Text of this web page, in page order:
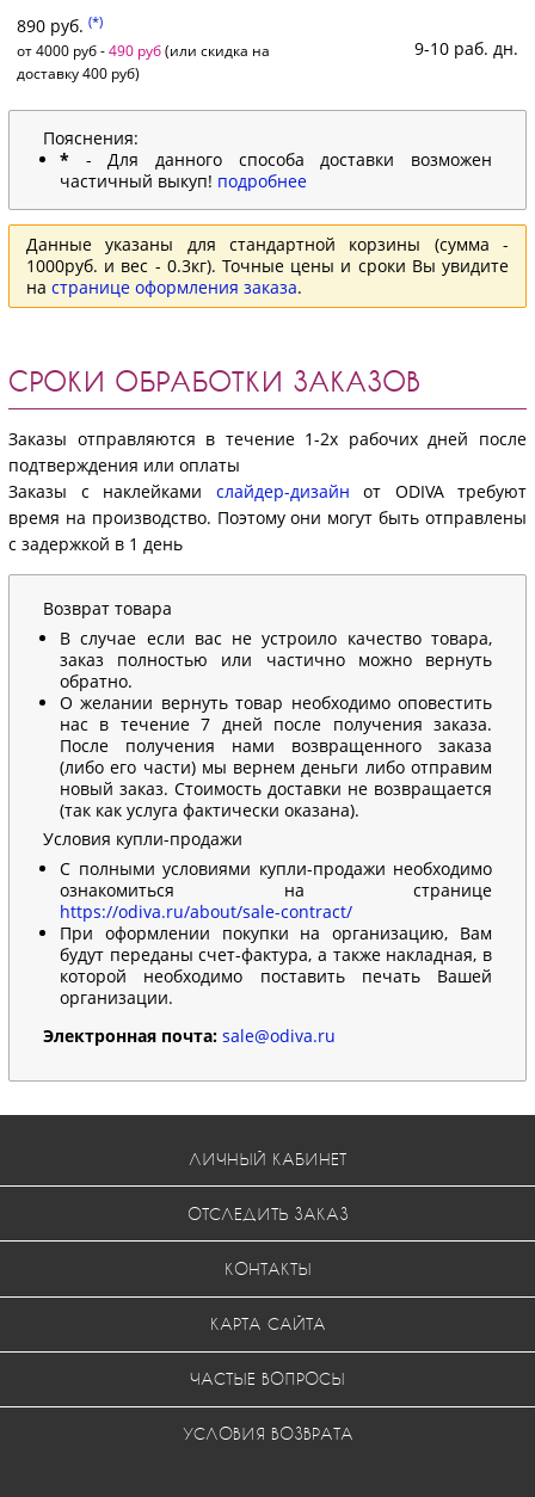
890 руб. (*)
от 4000 руб -490 руб(или скидка на
доставку 400 руб)
9-10 раб. дн.
Пояснения:
* - Для данного способа доставки возможен
частичный выкуп! подробнее
Данные указаны для стандартной корзины (сумма -
1000руб. и вес - 0.3кг). Точные цены и сроки Вы увидите
на странице оформления заказа.
СРОКИ ОБРАБОТКИ ЗАКАЗОВ
Заказы отправляются в течение 1-2х рабочих дней после
подтверждения или оплаты
Заказы с наклейками слайдер-дизайн от ODIVA требуют
время на производство. Поэтому они могут быть отправлены
с задержкой в 1 день
Возврат товара
В случае если вас не устроило качество товара,
заказ полностью или частично можно вернуть
обратно.
О желании вернуть товар необходимо оповестить
нас в течение 7 дней после получения заказа.
После получения нами возвращенного заказа
(либо его части) мы вернем деньги либо отправим
новый заказ. Стоимость доставки не возвращается
(так как услуга фактически оказана).
Условия купли-продажи
С полными условиями купли-продажи необходимо
ознакомиться на странице
https://odiva.ru/about/sale-contract/
При оформлении покупки на организацию, Вам
будут переданы счет-фактура, а также накладная, в
которой необходимо поставить печать Вашей
организации.
Электронная почта: sale@odiva.ru
ЛИЧНЫЙ КАБИНЕТ
ОТСЛЕДИТЬ ЗАКАЗ
КОНТАКТЫ
КАРТА САЙТА
ЧАСТЫЕ ВОПРОСЫ
УСЛОВИЯ ВОЗВРАТА